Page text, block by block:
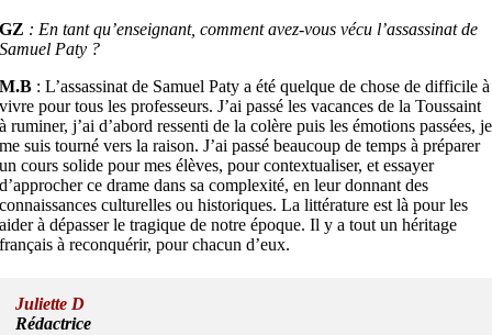
GZ : En tant qu’enseignant, comment avez-vous vécu l’assassinat de
Samuel Paty ?
M.B : L’assassinat de Samuel Paty a été quelque de chose de difficile à
vivre pour tous les professeurs. J’ai passé les vacances de la Toussaint
à ruminer, j’ai d’abord ressenti de la colère puis les émotions passées, je
me suis tourné vers la raison. J’ai passé beaucoup de temps à préparer
un cours solide pour mes élèves, pour contextualiser, et essayer
d’approcher ce drame dans sa complexité, en leur donnant des
connaissances culturelles ou historiques. La littérature est là pour les
aider à dépasser le tragique de notre époque. Il y a tout un héritage
français à reconquérir, pour chacun d’eux.
Juliette D
Rédactrice